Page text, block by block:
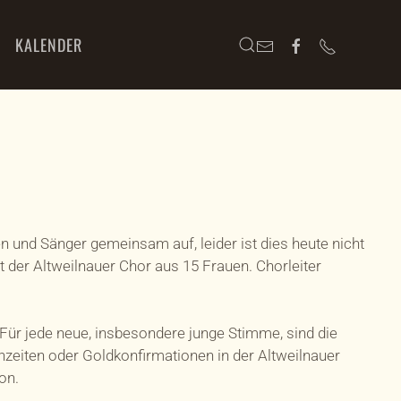
KALENDER
und Sänger gemeinsam auf, leider ist dies heute nicht
Altweilnauer Chor aus 15 Frauen. Chorleiter
jede neue, insbesondere junge Stimme, sind die
oder Goldkonfirmationen in der Altweilnauer